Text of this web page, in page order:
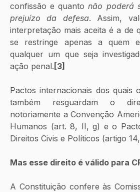
confissão e quanto não poderá
prejuízo da defesa. Assim,
interpretação mais aceita é a de
se restringe apenas a quem
qualquer um que seja
ação penal. [3]
Pactos internacionais dos quais
também resguardam o
notoriamente a Convenção
Humanos (art. 8, II, g) e o
Direitos Civis e Políticos (artigo
Mas esse direito é válido para
A Constituição confere às